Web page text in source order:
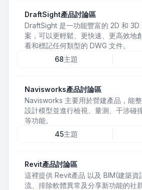
DraftSight產品討論區
DraftSight 是一功能豐富的 2D 和 3D
案，可以更輕鬆、更快速、更高效地
看和標記任何類型的 DWG 文件。
68主題
Navisworks產品討論區
Navisworks 主要用於營建產品，能
設計模型並進行檢視、量測、干涉碰
等功能。
45主題
Revit產品討論區
這裡提供 Revit產品 以及 BIM(建築資
流、排除軟體異常及分享新功能的社